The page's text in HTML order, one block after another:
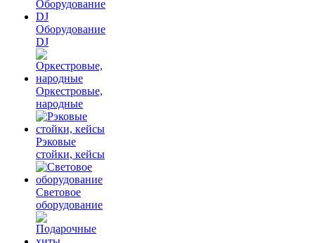
Оборудование
DJ
Оркестровые,
народные
Рэковые
стойки, кейсы
Световое
оборудование